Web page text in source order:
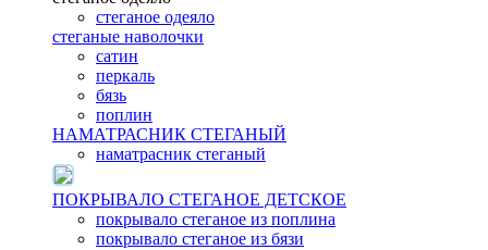
стеганое одеяло
стеганые наволочки
сатин
перкаль
бязь
поплин
НАМАТРАСНИК СТЕГАНЫЙ
наматрасник стеганый
ПОКРЫВАЛО СТЕГАНОЕ ДЕТСКОЕ
покрывало стеганое из поплина
покрывало стеганое из бязи